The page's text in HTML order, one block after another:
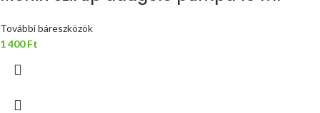
További báreszközök
1 400Ft